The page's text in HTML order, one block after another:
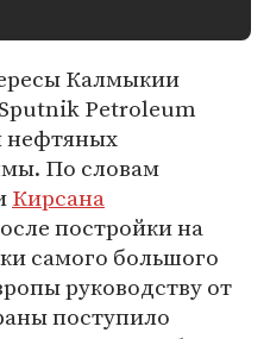
Калмыкии
Petroleum
нефтяных
По словам
Кирсана
постройки на
самого большого
руководству от
поступило